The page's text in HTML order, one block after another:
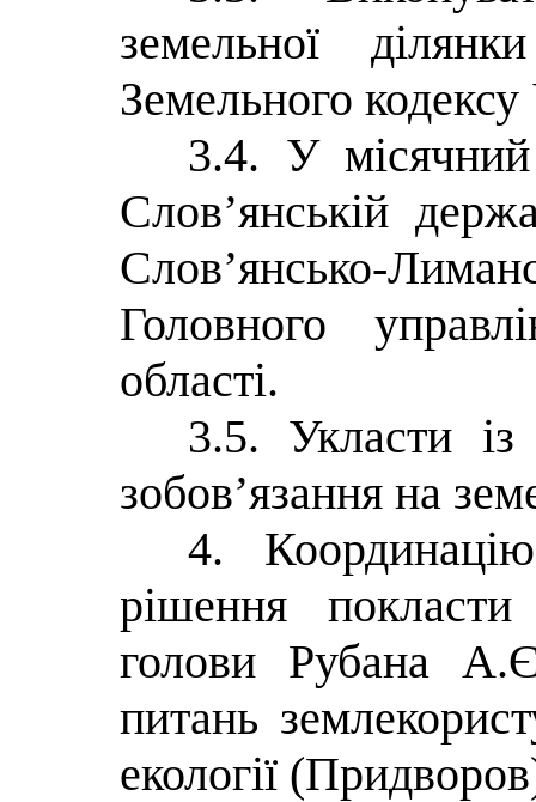
земельної
Земельного кодексу
3.4. У
Слов’янській
Слов’янсько-
Головного
області.
3.5. Укласти
зобов’язання на
4.
рішення
голови Рубана
питань
екології